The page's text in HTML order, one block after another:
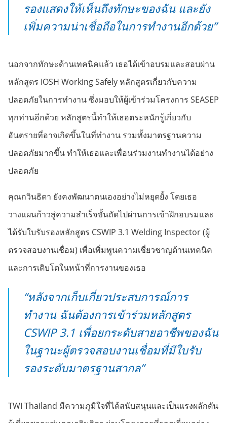
รองแสดงให้เห็นถึงทักษะของฉัน และยัง
เพิ่มความน่าเชื่อถือในการทำงานอีกด้วย”
นอกจากทักษะด้านเทคนิคแล้ว เธอได้เข้าอบรมและสอบผ่าน
หลักสูตร IOSH Working Safely หลักสูตรเกี่ยวกับความ
ปลอดภัยในการทำงาน ซึ่งมอบให้ผู้เข้าร่วมโครงการ SEASEP
ทุกท่านอีกด้วย หลักสูตรนี้ทำให้เธอตระหนักรู้เกี่ยวกับ
อันตรายที่อาจเกิดขึ้นในที่ทำงาน รวมทั้งมาตรฐานความ
ปลอดภัยมากขึ้น ทำให้เธอและเพื่อนร่วมงานทำงานได้อย่าง
ปลอดภัย
คุณกวินธิดา ยังคงพัฒนาตนเองอย่างไม่หยุดยั้ง โดยเธอ
วางแผนก้าวสู่ความสำเร็จขั้นถัดไปผ่านการเข้าฝึกอบรมและ
ได้รับใบรับรองหลักสูตร CSWIP 3.1 Welding Inspector (ผู้
ตรวจสอบงานเชื่อม) เพื่อเพิ่มพูนความเชี่ยวชาญด้านเทคนิค
และการเติบโตในหน้าที่การงานของเธอ
“หลังจากเก็บเกี่ยวประสบการณ์การ
ทำงาน ฉันต้องการเข้าร่วมหลักสูตร
CSWIP 3.1 เพื่อยกระดับสายอาชีพของฉัน
ในฐานะผู้ตรวจสอบงานเชื่อมที่มีใบรับ
รองระดับมาตรฐานสากล”
TWI Thailand มีความภูมิใจที่ได้สนับสนุนและเป็นแรงผลักดัน